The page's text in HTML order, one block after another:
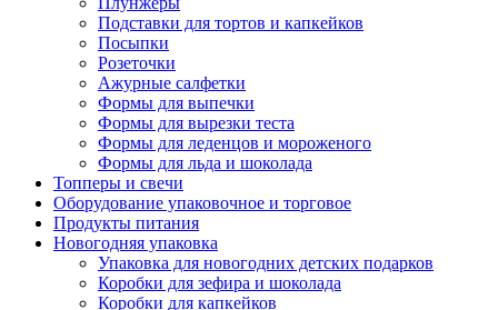
Подставки для тортов и капкейков
Посыпки
Розеточки
Ажурные салфетки
Формы для выпечки
Формы для вырезки теста
Формы для леденцов и мороженого
Формы для льда и шоколада
Топперы и свечи
Оборудование упаковочное и торговое
Продукты питания
Новогодняя упаковка
Упаковка для новогодних детских подарков
Коробки для зефира и шоколада
Коробки для капкейков